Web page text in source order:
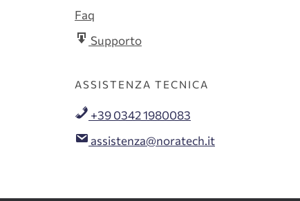
Faq
Supporto
ASSISTENZA TECNICA
+39 0342 1980083
assistenza@noratech.it